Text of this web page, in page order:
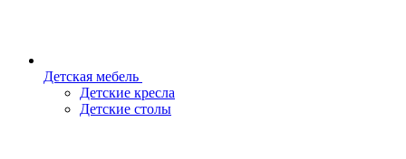
Детская мебель
Детские кресла
Детские столы